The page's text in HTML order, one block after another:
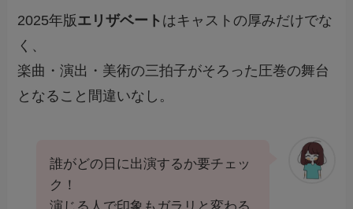
2025年版エリザベート はキャストの厚みだけでな
く、
楽曲・演出・美術の三拍子がそろった圧巻の舞台
となること間違いなし。
誰がどの日に出演するか要チェッ
ク！